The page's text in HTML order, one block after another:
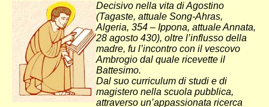
Decisivo nella vita di Agostino
(Tagaste, attuale Song-Ahras,
Algeria, 354 – Ippona, attuale Annata,
28 agosto 430), oltre l’influsso della
madre, fu l’incontro con il vescovo
Ambrogio dal quale ricevette il
Battesimo.
Dal suo curriculum di studi e di
magistero nella scuola pubblica,
attraverso un’appassionata ricerca